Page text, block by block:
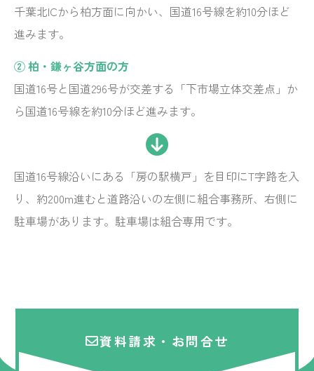
千葉北ICから柏方面に向かい、国道16号線を約10分ほど
進みます。
② 柏・鎌ヶ谷方面の方
国道16号と国道296号が交差する「下市場立体交差点」か
ら国道16号線を約10分ほど進みます。
国道16号線沿いにある「房の駅横戸」を目印にT字路を入
り、約200m進むと道路沿いの左側に組合事務所、右側に
駐車場があります。駐車場は組合専用です。
資料請求・お問合せ